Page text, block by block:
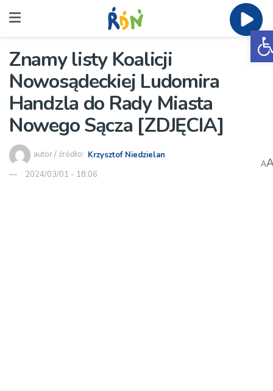
Znamy listy Koalicji
Nowosądeckiej Ludomira
Handzla do Rady Miasta
Nowego Sącza [ZDJĘCIA]
autor / źródło: Krzysztof Niedzielan
2024/03/01 - 18:06
A